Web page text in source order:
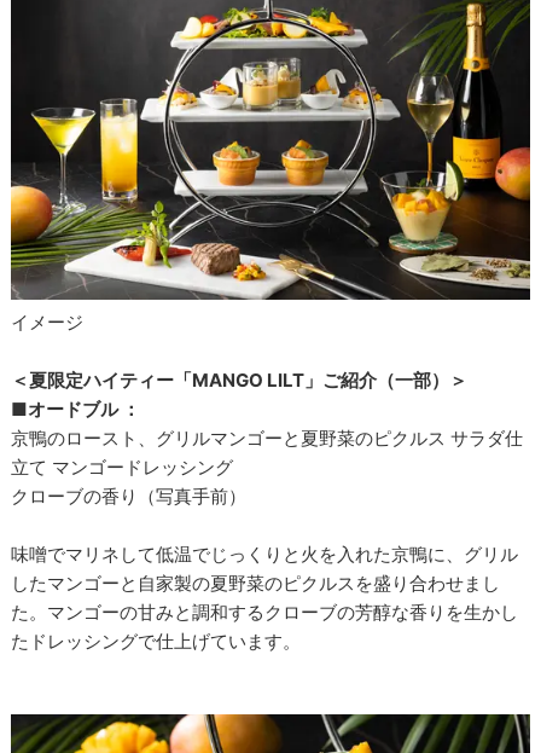
イメージ
＜夏限定ハイティー「MANGO LILT」ご紹介（一部）＞
■オードブル ：
京鴨のロースト、グリルマンゴーと夏野菜のピクルス サラダ仕
立て マンゴードレッシング
クローブの香り（写真手前）
味噌でマリネして低温でじっくりと火を入れた京鴨に、グリル
したマンゴーと自家製の夏野菜のピクルスを盛り合わせまし
た。マンゴーの甘みと調和するクローブの芳醇な香りを生かし
たドレッシングで仕上げています。